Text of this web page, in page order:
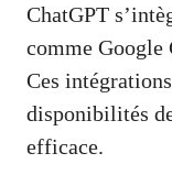
ChatGPT
comme Google
Ces
disponibilités
efficace.